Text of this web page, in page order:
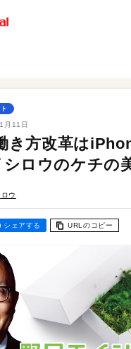
月11日
き方改革は
ロウのケチの
ウ
シェアする URLのコピー